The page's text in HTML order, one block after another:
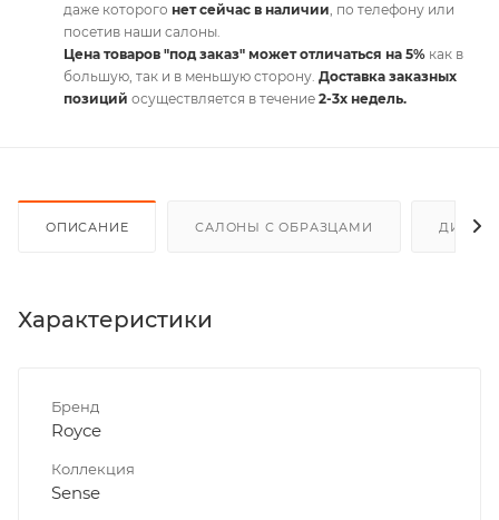
даже которого нет сейчас в наличии, по телефону или
посетив наши салоны.
Цена товаров "под заказ" может отличаться на 5% как в
большую, так и в меньшую сторону. Доставка заказных
позиций осуществляется в течение 2-3х недель.
ОПИСАНИЕ САЛОНЫ С ОБРАЗЦАМИ
Характеристики
Бренд
Royce
Коллекция
Sense